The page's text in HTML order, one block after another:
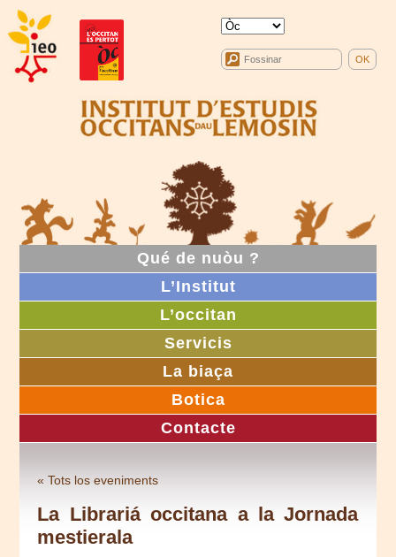
Qué de nuòu ?
L’Institut
L’occitan
Servicis
La biaça
Botica
Contacte
« Tots los eveniments
La Librariá occitana a la Jornada
mestierala